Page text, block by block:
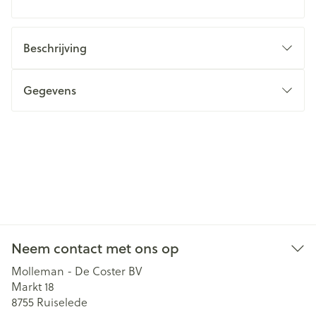
Beschrijving
Gegevens
Neem contact met ons op
Molleman - De Coster BV
Markt 18
8755 Ruiselede